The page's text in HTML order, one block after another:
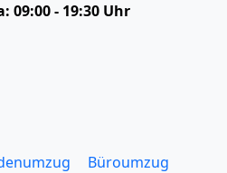
09:00 - 19:30 Uhr
Büroumzug